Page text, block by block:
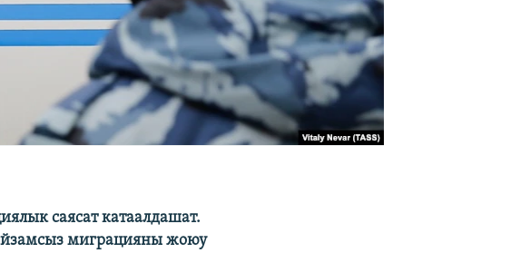
саясат катаалдашат.
миграцияны жоюу